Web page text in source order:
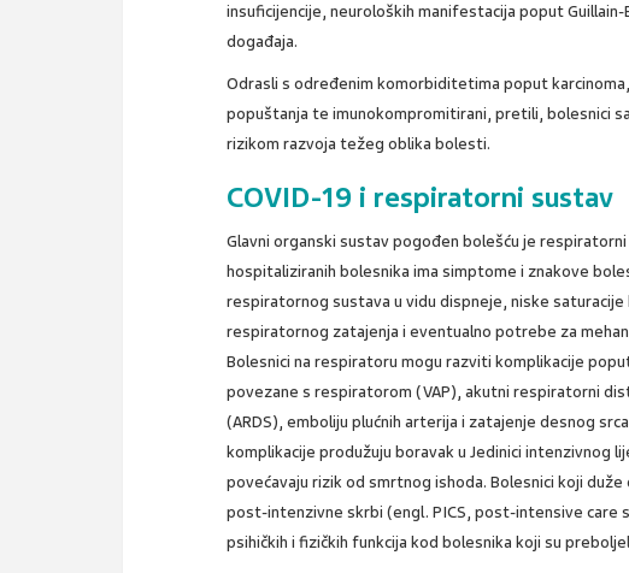
insuficijencije, neuroloških manifestacija poput
događaja.
Odrasli s određenim komorbiditetima poput
popuštanja te imunokompromitirani, pretili, bolesnici
rizikom razvoja težeg oblika bolesti.
COVID-19 i respiratorni sustav
Glavni organski sustav pogođen bolešću je respiratorni
hospitaliziranih bolesnika ima simptome i znakove
respiratornog sustava u vidu dispneje, niske saturacije
respiratornog zatajenja i eventualno potrebe za
Bolesnici na respiratoru mogu razviti komplikacije
povezane s respiratorom (VAP), akutni respiratorni
(ARDS), emboliju plućnih arterija i zatajenje desnog
komplikacije produžuju boravak u Jedinici intenzivnog
povećavaju rizik od smrtnog ishoda. Bolesnici koji
post-intenzivne skrbi (engl. PICS, post-intensive care
psihičkih i fizičkih funkcija kod bolesnika koji su